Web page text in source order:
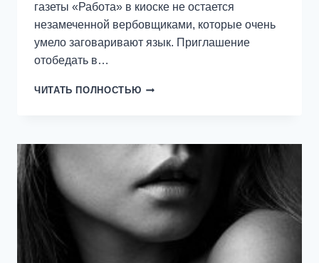
газеты «Работа» в киоске не остается
незамеченной вербовщиками, которые очень
умело заговаривают язык. Приглашение
отобедать в…
ЧИТАТЬ ПОЛНОСТЬЮ РАБСТВО